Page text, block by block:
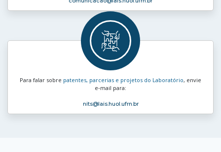
Para falar sobre patentes, parcerias e projetos do Laboratório, envie
e‑mail para:
nits@lais.huol.ufrn.br